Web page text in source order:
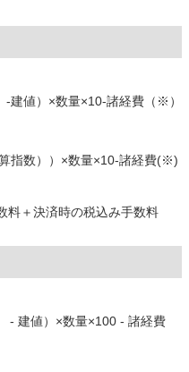
-建値）×数量×10-諸経費（※）
指数））×数量×10-諸経費(※)
料＋決済時の税込み手数料
- 建値）×数量×100 - 諸経費